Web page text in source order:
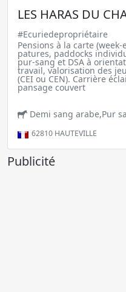
LES HARAS DU
#Ecuriedepropriétaire
Pensions à la carte
patures, paddocks
pur-sang et DSA à
travail, valorisation des
(CEI ou CEN). Carrière
pansage couvert
Demi sang arabe,Pur
62810 HAUTEVILLE
Publicité